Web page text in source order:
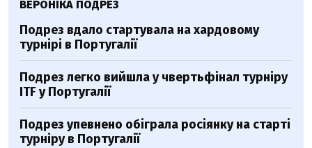
ВЕРОНІКА ПОДРЕЗ
Подрез вдало стартувала на хардовому
турнірі в Португалії
Подрез легко вийшла у чвертьфінал турніру
ITF у Португалії
Подрез упевнено обіграла росіянку на старті
турніру в Португалії